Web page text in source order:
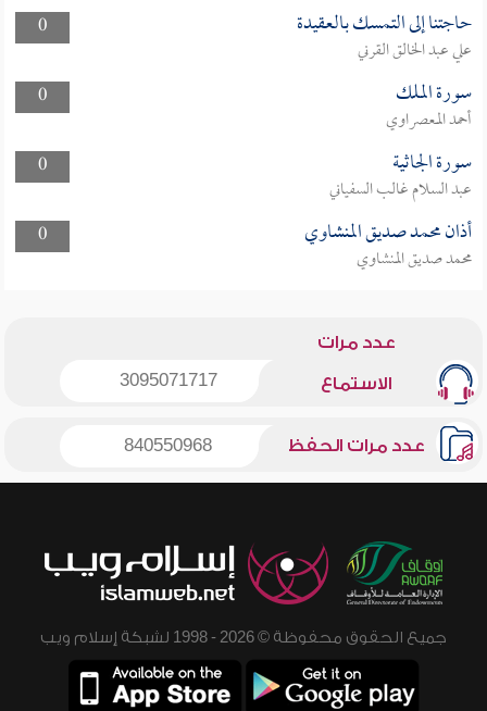
0
حاجتنا إلى التمسك بالعقيدة
علي عبد الخالق القرني
0
سورة الملك
أحمد المعصراوي
0
سورة الجاثية
عبد السلام غالب السفياني
0
أذان محمد صديق المنشاوي
محمد صديق المنشاوي
عدد مرات
الاستماع 3095071717
عدد مرات الحفظ 840550968
جميع الحقوق محفوظة © 2026 - 1998 لشبكة إسلام ويب